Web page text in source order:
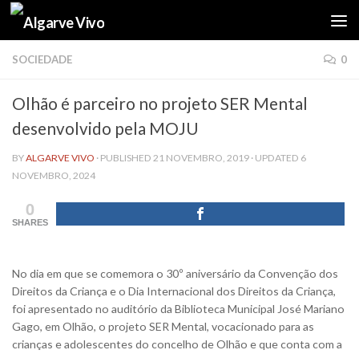
Skip to content
SOCIEDADE 0
Olhão é parceiro no projeto SER Mental
desenvolvido pela MOJU
BYALGARVE VIVO · PUBLISHED 21 NOVEMBRO, 2019 · UPDATED 6
NOVEMBRO, 2024
0
SHARES
No dia em que se comemora o 30º aniversário da Convenção dos
Direitos da Criança e o Dia Internacional dos Direitos da Criança,
foi apresentado no auditório da Biblioteca Municipal José Mariano
Gago, em Olhão, o projeto SER Mental, vocacionado para as
crianças e adolescentes do concelho de Olhão e que conta com a